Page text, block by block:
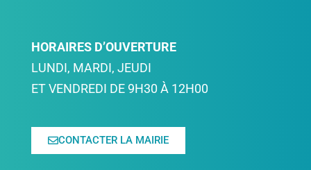
HORAIRES D’OUVERTURE
LUNDI, MARDI, JEUDI
ET VENDREDI DE 9H30 À 12H00
CONTACTER LA MAIRIE